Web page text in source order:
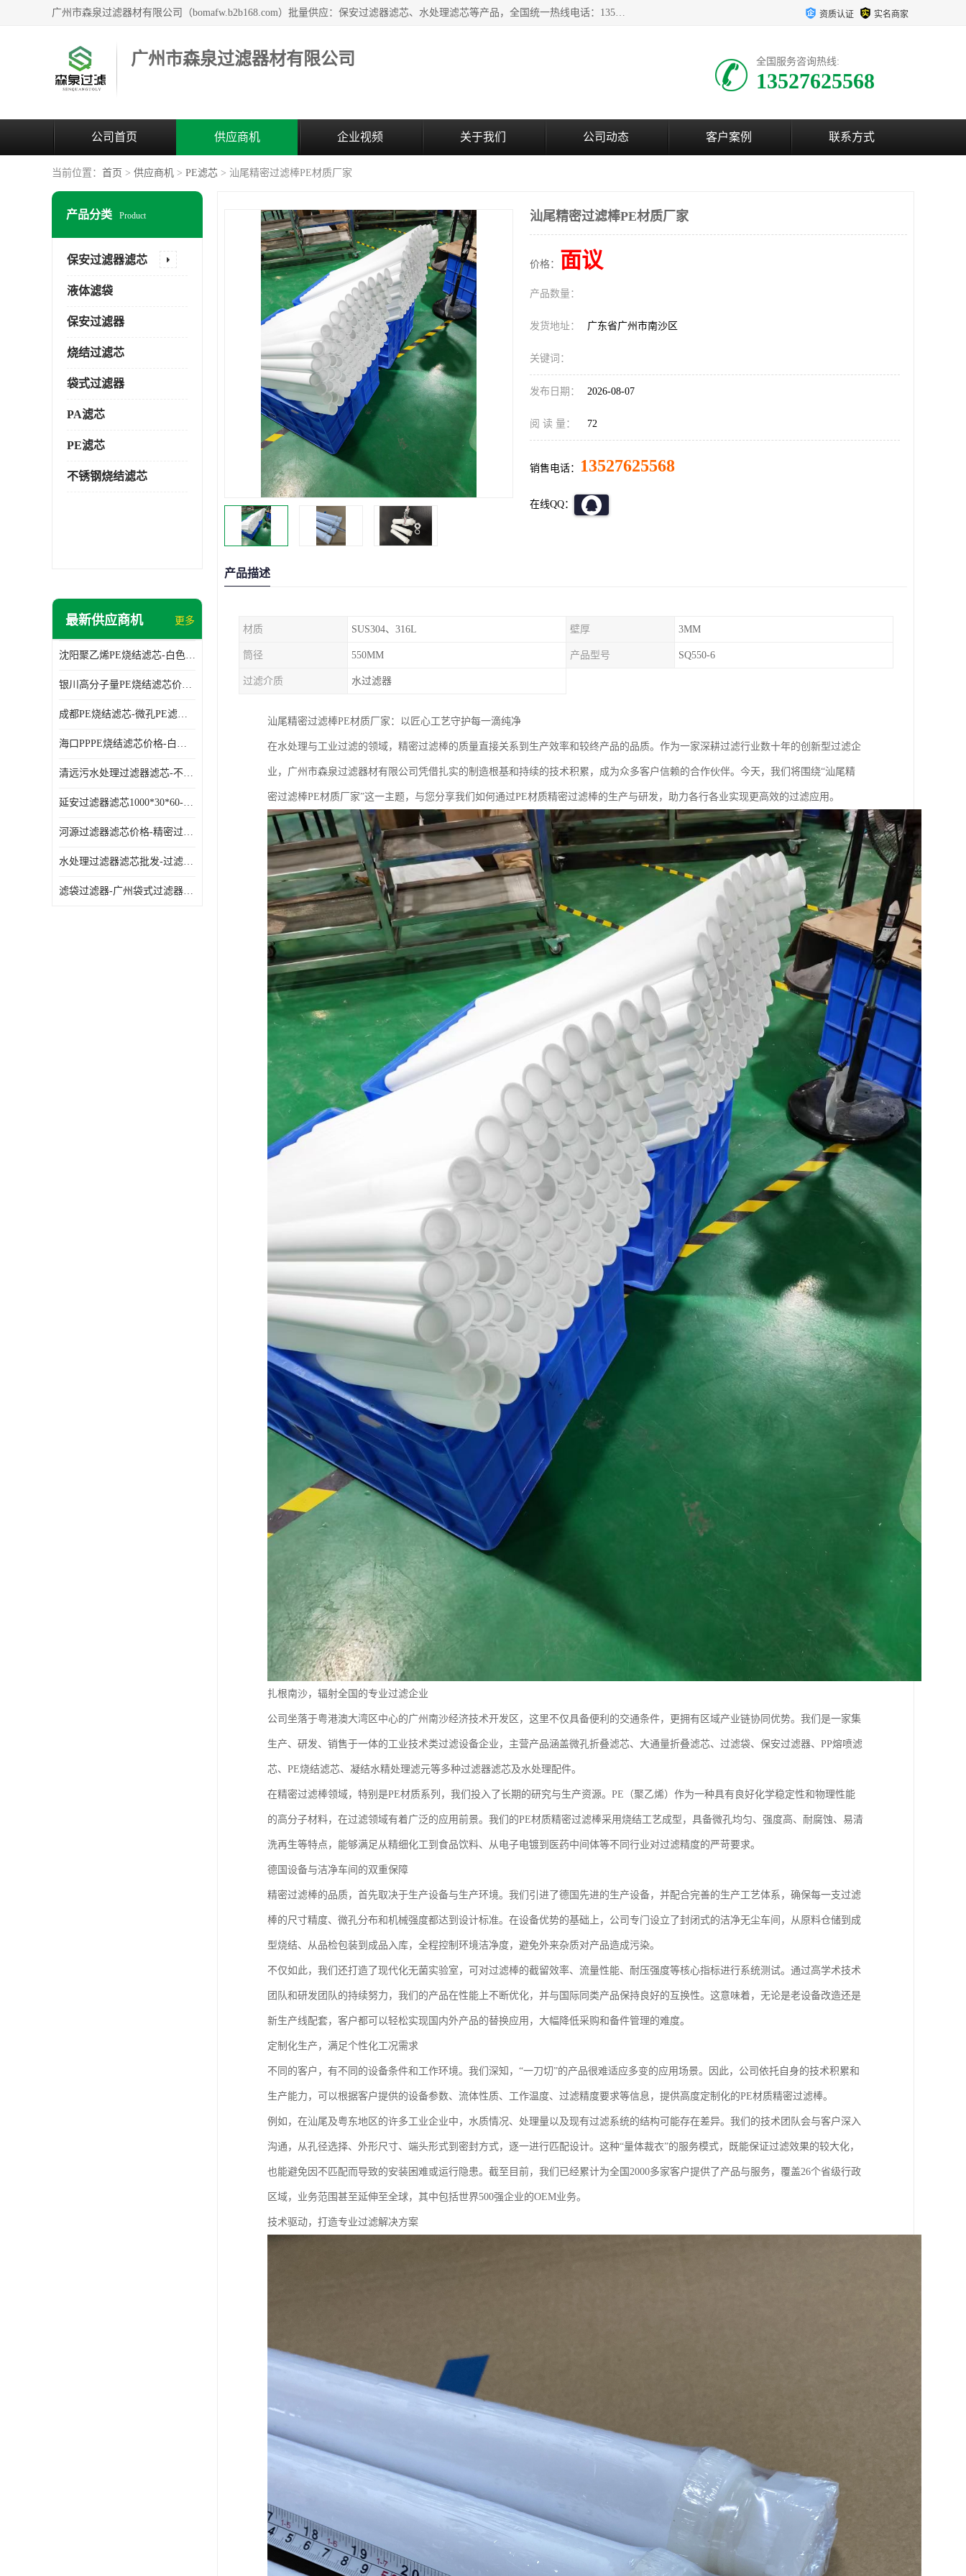
广州市森泉过滤器材有限公司（bomafw.b2b168.com）批量供应：保安过滤器滤芯、水处理滤芯等产品，全国统一热线电话：13527625568。广州市森泉过滤器材有限公司数十年专注于水处理过滤设备的工作，积累了丰富的经验，取得了行业的业绩和成果。 资质认证 实名商家
广州市森泉过滤器材有限公司 全国服务咨询热线:
13527625568
公司首页 供应商机 企业视频 关于我们 公司动态 客户案例 联系方式
当前位置： 首页 > 供应商机 > PE滤芯 > 汕尾精密过滤棒PE材质厂家
产品分类 Product
保安过滤器滤芯
液体滤袋
保安过滤器
烧结过滤芯
袋式过滤器
PA滤芯
PE滤芯
不锈钢烧结滤芯
最新供应商机 更多
沈阳聚乙烯PE烧结滤芯-白色PE滤芯-使用寿命长
银川高分子量PE烧结滤芯价格-过滤器PE滤芯-高流通能力
成都PE烧结滤芯-微孔PE滤芯-拆洗方便
海口PPPE烧结滤芯价格-白色PE滤芯-各种规格定制
清远污水处理过滤器滤芯-不锈钢过滤器-欢迎来电咨询
延安过滤器滤芯1000*30*60-水过滤筒-型号齐全
河源过滤器滤芯价格-精密过滤器-大流量滤芯
水处理过滤器滤芯批发-过滤器水过滤-节能环保
滤袋过滤器-广州袋式过滤器厂家-经久耐用
汕尾精密过滤棒PE材质厂家
价格： 面议
产品数量：
发货地址： 广东省广州市南沙区
关键词：
发布日期： 2026-08-07
阅 读 量： 72
销售电话： 13527625568
在线QQ：
产品描述
材质 SUS304、316L 壁厚 3MM
筒径 550MM 产品型号 SQ550-6
过滤介质 水过滤器
汕尾精密过滤棒PE材质厂家：以匠心工艺守护每一滴纯净
在水处理与工业过滤的领域，精密过滤棒的质量直接关系到生产效率和较终产品的品质。作为一家深耕过滤行业数十年的创新型过滤企
业，广州市森泉过滤器材有限公司凭借扎实的制造根基和持续的技术积累，成为众多客户信赖的合作伙伴。今天，我们将围绕“汕尾精
密过滤棒PE材质厂家”这一主题，与您分享我们如何通过PE材质精密过滤棒的生产与研发，助力各行各业实现更高效的过滤应用。
扎根南沙，辐射全国的专业过滤企业
公司坐落于粤港澳大湾区中心的广州南沙经济技术开发区，这里不仅具备便利的交通条件，更拥有区域产业链协同优势。我们是一家集
生产、研发、销售于一体的工业技术类过滤设备企业，主营产品涵盖微孔折叠滤芯、大通量折叠滤芯、过滤袋、保安过滤器、PP熔喷滤
芯、PE烧结滤芯、凝结水精处理滤元等多种过滤器滤芯及水处理配件。
在精密过滤棒领域，特别是PE材质系列，我们投入了长期的研究与生产资源。PE（聚乙烯）作为一种具有良好化学稳定性和物理性能
的高分子材料，在过滤领域有着广泛的应用前景。我们的PE材质精密过滤棒采用烧结工艺成型，具备微孔均匀、强度高、耐腐蚀、易清
洗再生等特点，能够满足从精细化工到食品饮料、从电子电镀到医药中间体等不同行业对过滤精度的严苛要求。
德国设备与洁净车间的双重保障
精密过滤棒的品质，首先取决于生产设备与生产环境。我们引进了德国先进的生产设备，并配合完善的生产工艺体系，确保每一支过滤
棒的尺寸精度、微孔分布和机械强度都达到设计标准。在设备优势的基础上，公司专门设立了封闭式的洁净无尘车间，从原料仓储到成
型烧结、从品检包装到成品入库，全程控制环境洁净度，避免外来杂质对产品造成污染。
不仅如此，我们还打造了现代化无菌实验室，可对过滤棒的截留效率、流量性能、耐压强度等核心指标进行系统测试。通过高学术技术
团队和研发团队的持续努力，我们的产品在性能上不断优化，并与国际同类产品保持良好的互换性。这意味着，无论是老设备改造还是
新生产线配套，客户都可以轻松实现国内外产品的替换应用，大幅降低采购和备件管理的难度。
定制化生产，满足个性化工况需求
不同的客户，有不同的设备条件和工作环境。我们深知，“一刀切”的产品很难适应多变的应用场景。因此，公司依托自身的技术积累和
生产能力，可以根据客户提供的设备参数、流体性质、工作温度、过滤精度要求等信息，提供高度定制化的PE材质精密过滤棒。
例如，在汕尾及粤东地区的许多工业企业中，水质情况、处理量以及现有过滤系统的结构可能存在差异。我们的技术团队会与客户深入
沟通，从孔径选择、外形尺寸、端头形式到密封方式，逐一进行匹配设计。这种“量体裁衣”的服务模式，既能保证过滤效果的较大化，
也能避免因不匹配而导致的安装困难或运行隐患。截至目前，我们已经累计为全国2000多家客户提供了产品与服务，覆盖26个省级行政
区域，业务范围甚至延伸至全球，其中包括世界500强企业的OEM业务。
技术驱动，打造专业过滤解决方案